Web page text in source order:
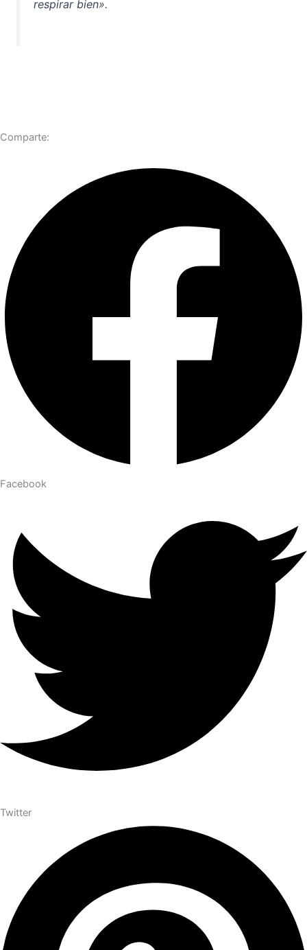
respirar bien».
Comparte:
Facebook
Twitter